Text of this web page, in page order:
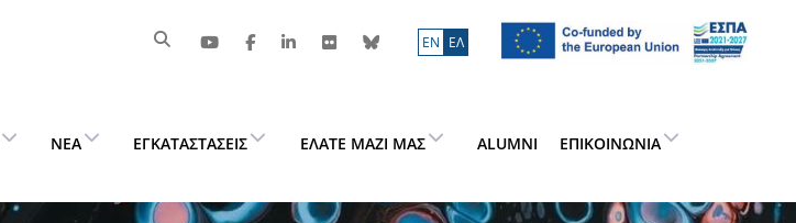
ΕN ΕΛ
ΝΈΑ ΕΓΚΑΤΑΣΤΆΣΕΙΣ ΕΛΆΤΕ ΜΑΖΊ ΜΑΣ ALUMNI ΕΠΙΚΟΙΝΩΝΊΑ